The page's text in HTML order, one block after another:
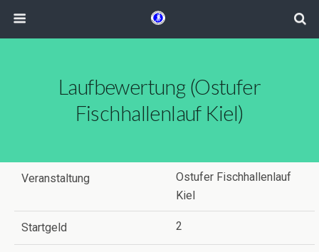
Laufbewertung (Ostufer
Fischhallenlauf Kiel)
Veranstaltung
Ostufer Fischhallenlauf
Kiel
Startgeld 2